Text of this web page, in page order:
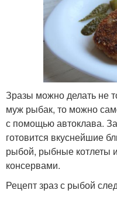
Зразы можно делать не
муж рыбак, то можно
с помощью автоклава.
готовится вкуснейшие
рыбой, рыбные котлеты
консервами.
Рецепт зраз с рыбой